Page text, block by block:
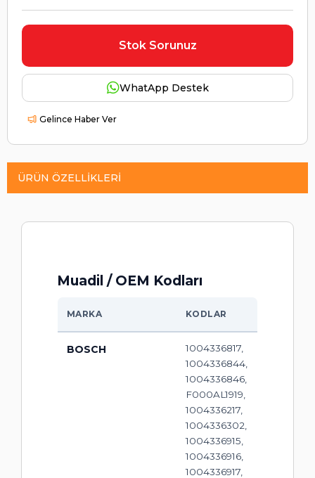
Stok Sorunuz
WhatApp Destek
Gelince Haber Ver
ÜRÜN ÖZELLIKLERI
Muadil / OEM Kodları
MARKA KODLAR
BOSCH
1004336817,
1004336844,
1004336846,
F000AL1919,
1004336217,
1004336302,
1004336915,
1004336916,
1004336917,